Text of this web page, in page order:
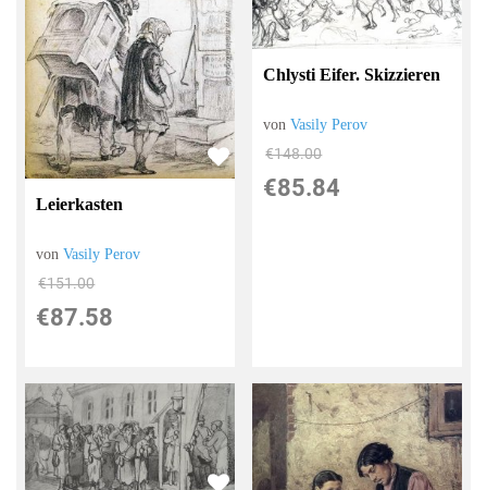
Leierkasten
vonVasily Perov
€151.00
€87.58
Chlysti Eifer. Skizzieren
vonVasily Perov
€148.00
€85.84